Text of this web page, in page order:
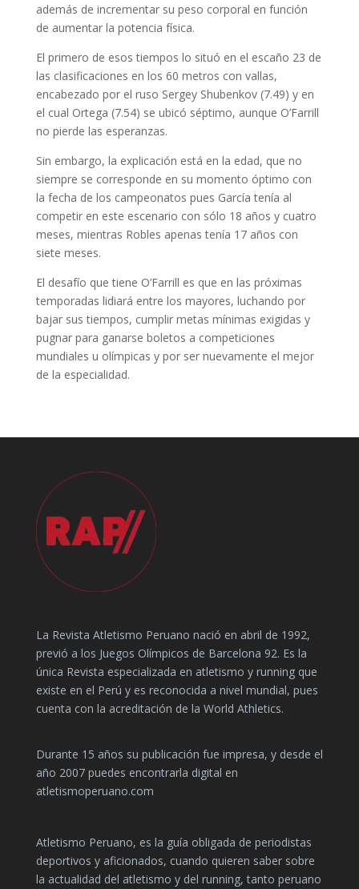
además de incrementar su peso corporal en función
de aumentar la potencia física.
El primero de esos tiempos lo situó en el escaño 23 de
las clasificaciones en los 60 metros con vallas,
encabezado por el ruso Sergey Shubenkov (7.49) y en
el cual Ortega (7.54) se ubicó séptimo, aunque O’Farrill
no pierde las esperanzas.
Sin embargo, la explicación está en la edad, que no
siempre se corresponde en su momento óptimo con
la fecha de los campeonatos pues García tenía al
competir en este escenario con sólo 18 años y cuatro
meses, mientras Robles apenas tenía 17 años con
siete meses.
El desafío que tiene O’Farrill es que en las próximas
temporadas lidiará entre los mayores, luchando por
bajar sus tiempos, cumplir metas mínimas exigidas y
pugnar para ganarse boletos a competiciones
mundiales u olímpicas y por ser nuevamente el mejor
de la especialidad.
La Revista Atletismo Peruano nació en abril de 1992,
previó a los Juegos Olímpicos de Barcelona 92. Es la
única Revista especializada en atletismo y running que
existe en el Perú y es reconocida a nivel mundial, pues
cuenta con la acreditación de la World Athletics.
Durante 15 años su publicación fue impresa, y desde el
año 2007 puedes encontrarla digital en
atletismoperuano.com
Atletismo Peruano, es la guía obligada de periodistas
deportivos y aficionados, cuando quieren saber sobre
la actualidad del atletismo y del running, tanto peruano